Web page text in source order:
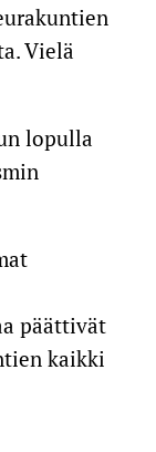
Vielä
lopulla
päättivät
kaikki